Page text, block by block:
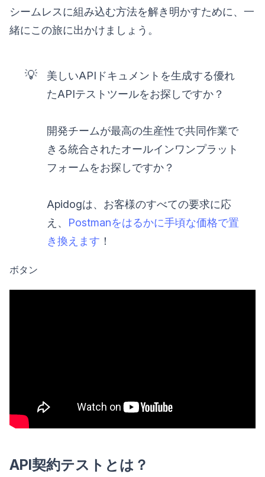
シームレスに組み込む方法を解き明かすために、一
緒にこの旅に出かけましょう。
💡
美しいAPIドキュメントを生成する優れ
たAPIテストツールをお探しですか？
開発チームが最高の生産性で共同作業で
きる統合されたオールインワンプラット
フォームをお探しですか？
Apidogは、お客様のすべての要求に応
え、 Postmanをはるかに手頃な価格で置
き換えます ！
ボタン
API契約テストとは？